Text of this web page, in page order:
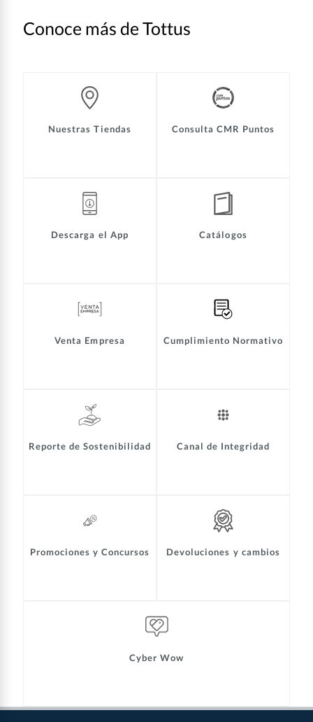
Conoce más de Tottus
Nuestras Tiendas Consulta CMR Puntos
Descarga el App Catálogos
Venta Empresa Cumplimiento Normativo
Reporte de Sostenibilidad Canal de Integridad
Promociones y Concursos Devoluciones y cambios
Cyber Wow